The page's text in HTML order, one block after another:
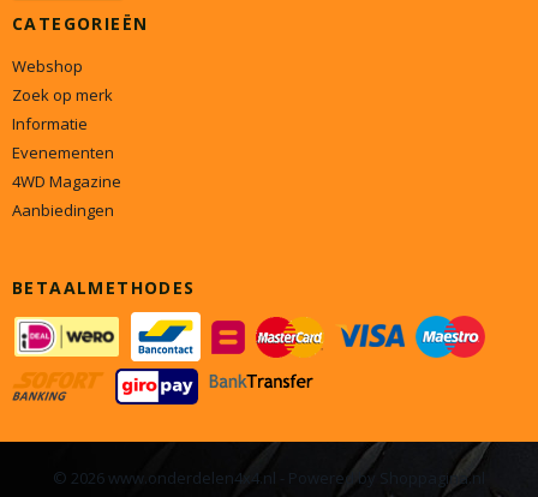
CATEGORIEËN
Webshop
Zoek op merk
Informatie
Evenementen
4WD Magazine
Aanbiedingen
BETAALMETHODES
© 2026 www.onderdelen4x4.nl - Powered by Shoppagina.nl